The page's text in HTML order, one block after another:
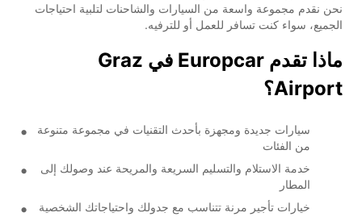
نحن نقدم مجموعة واسعة من السيارات والشاحنات لتلبية احتياجات
الجميع، سواء كنت تسافر للعمل أو للترفيه.
ماذا تقدم Europcar في Graz
Airport؟
سيارات جديدة ومجهزة بأحدث التقنيات في مجموعة متنوعة
من الفئات
خدمة الاستلام والتسليم السريعة والمريحة عند وصولك إلى
المطار
خيارات تأجير مرنة تتناسب مع جدولك واحتياجاتك الشخصية